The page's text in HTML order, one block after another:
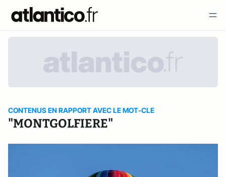
CONTENUS EN RAPPORT AVEC LE MOT-CLE
"MONTGOLFIERE"